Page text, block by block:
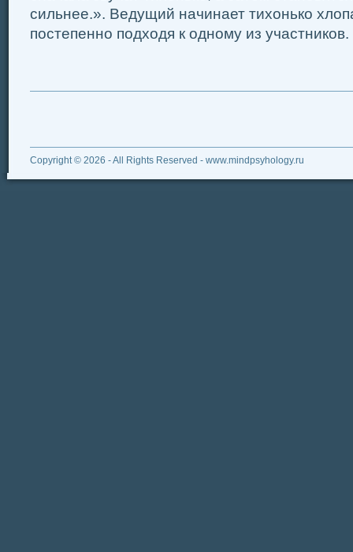
сильнее.». Ведущий начинает тихонько
постепенно подходя к одному из участников.
Copyright © 2026 - All Rights Reserved - www.mindpsyhology.ru